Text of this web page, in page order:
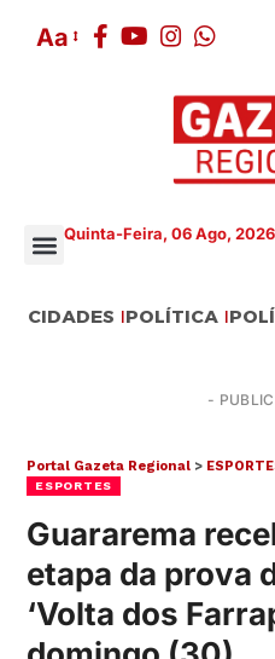
Aa
Quinta-Feira, 06 Ago, 2026
CIDADES POLÍTICA
-
Portal Gazeta Regional >
ESPORTES
Guararema
etapa da prova
‘Volta dos